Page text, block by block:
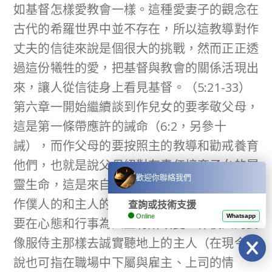
如基督怎樣愛教會一樣。這種愛妻子的觀念在
古代的希羅世界中並不存在，所以這教導對作
丈夫的信徒來說是個很大的挑戰，然而正正透
過這份犧牲的愛，把基督與教會的關係活現出
來，讓人從信徒身上看見基督。（5:21-33）
第六章一開始繼續談到作兒女的要孝敬父母，
這是第一條帶應許的誡命（6:2，另參十
誡），而作父母的要按照主的教導和勸戒養育
他們，也就是說父母絕對有責任培育子女的屬
靈生命，這是來自上帝對父母的召命。另外，
作僕人的和主人的，都同時因著基督的信仰而
要在心態和行事為人上有所改變：作僕人的要
像服侍主那樣去誠實聽地上的主人（在現今來
說也可指在職場中下屬與雇主、上司的情
歡迎你聯絡我們
查詢或技術支援
Online Whatsapp